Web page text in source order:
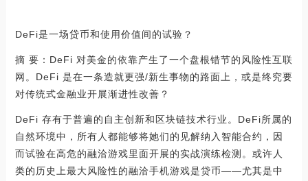
DeFi是一场贷币和使用价值间的试验？
摘 要：DeFi 对美金的依靠产生了一个盘根错节的风险性互联
网。DeFi 是在一条造就更强/新生事物的路面上，或是终究要
对传统式金融业开展渐进性改善？
DeFi 存有于普遍的自主创新和区块链技术行业。DeFi所属的
自然环境中，所有人都能够将她们的见解纳入智能合约，因
而试验在高危的融洽游戏里面开展的实战演练检测。或许人
类的历史上最大风险性的融洽手机游戏是贷币——尤其是中